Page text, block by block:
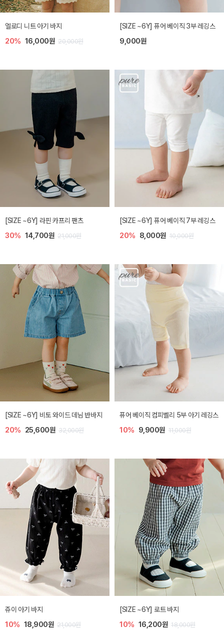
엘로디 니트 아기 바지
20% 16,000원 20,000원
[SIZE ~6Y] 퓨어 베이직 3부 레깅스
9,000원
[SIZE ~6Y] 라핀 카프리 팬츠
30% 14,700원 21,000원
[SIZE ~6Y] 퓨어 베이직 7부 레깅스
20% 8,000원 10,000원
[SIZE ~6Y] 비토 와이드 데님 반바지
20% 25,600원 32,000원
퓨어 베이직 컴피벨리 5부 아기 레깅스
10% 9,900원 11,000원
쥬이 아기 바지
10% 18,900원 21,000원
[SIZE ~6Y] 로트 바지
10% 16,200원 18,000원